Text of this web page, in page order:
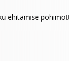
ehitamise